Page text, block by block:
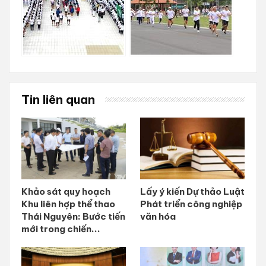
Tin liên quan
Khảo sát quy hoạch
Khu liên hợp thể thao
Thái Nguyên: Bước tiến
mới trong chiến...
Lấy ý kiến Dự thảo Luật
Phát triển công nghiệp
văn hóa